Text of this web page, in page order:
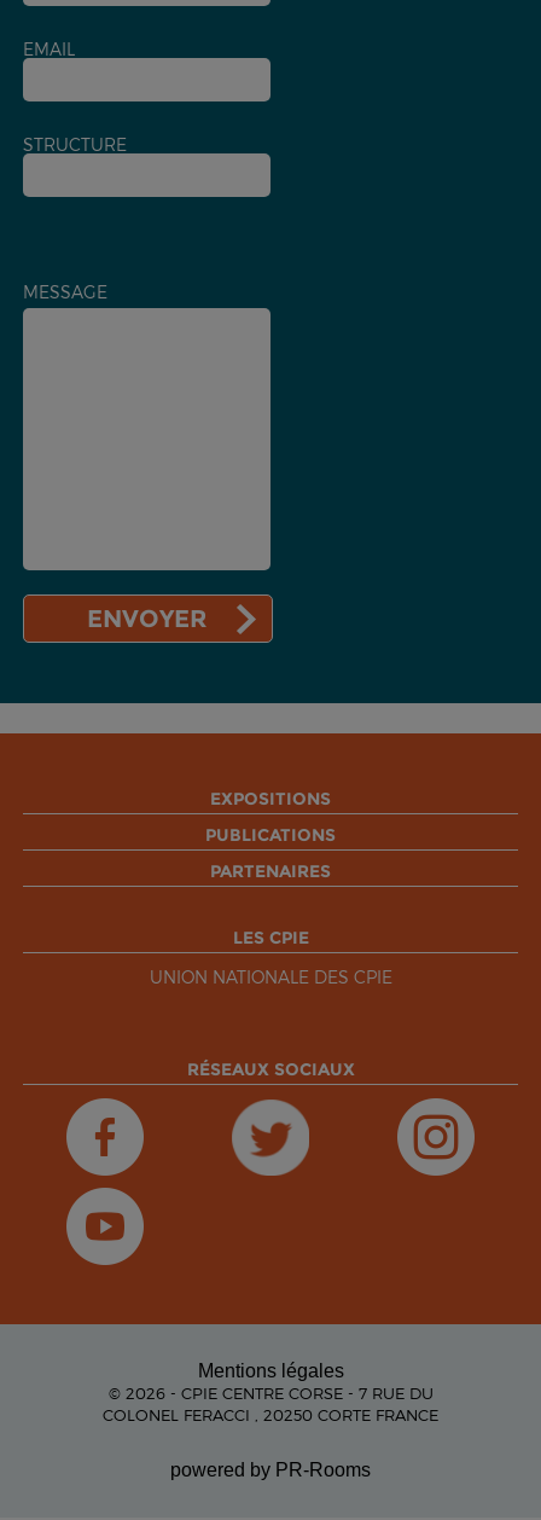
EMAIL
STRUCTURE
MESSAGE
EXPOSITIONS
PUBLICATIONS
PARTENAIRES
LES CPIE
UNION NATIONALE DES CPIE
RÉSEAUX SOCIAUX
Mentions légales
© 2026 - CPIE CENTRE CORSE - 7 RUE DU
COLONEL FERACCI , 20250 CORTE FRANCE
powered by PR-Rooms